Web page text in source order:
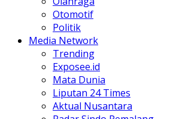
Otomotif
Politik
Media Network
Trending
Exposee.id
Mata Dunia
Liputan 24 Times
Aktual Nusantara